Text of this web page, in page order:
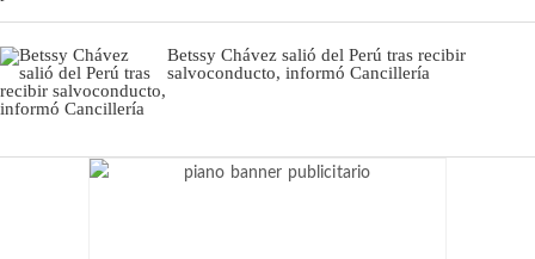
Betssy Chávez salió del Perú tras recibir
salvoconducto, informó Cancillería